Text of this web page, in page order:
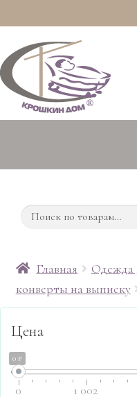
Главная Одежда
конверты на выписку
Цена
0 ₽
0 1 002